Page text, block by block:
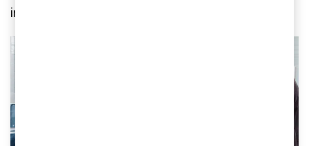
inom mjukvara, tillverkning, tjänster och mer.